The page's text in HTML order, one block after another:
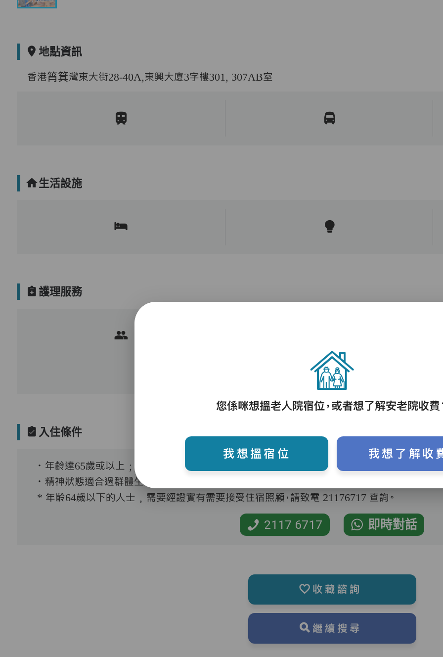
地點資訊
香港筲箕灣東大街28-40A,東興大廈3字樓301, 307AB室
生活設施
護理服務
護理評估、執藥、核派藥、量度生命表徵、協
助沐浴、餵飯、換尿片
入住條件
．年齡達65歲或以上﹔
．精神狀態適合過群體生活。
* 年齡64歲以下的人士﹐需要經證實有需要接受住宿照顧，請致電 21176717 查詢。
2117 6717 即時對話
收藏諮詢
繼續搜尋
您係咪想搵老人院宿位，或者想了解安老院收費
我想搵宿位 我想了解收